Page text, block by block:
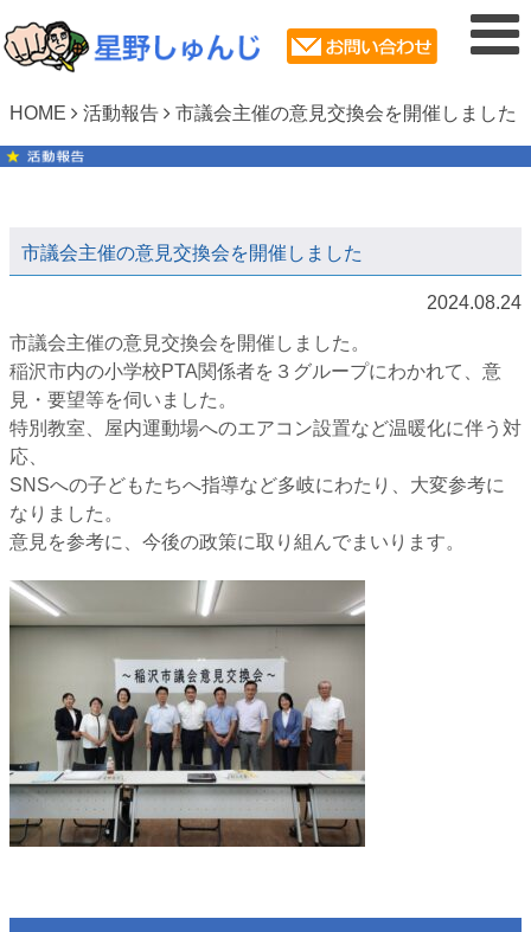
HOME 活動報告 市議会主催の意見交換会を開催しました
市議会主催の意見交換会を開催しました
2024.08.24
市議会主催の意見交換会を開催しました。
稲沢市内の小学校PTA関係者を３グループにわかれて、意
見・要望等を伺いました。
特別教室、屋内運動場へのエアコン設置など温暖化に伴う対
応、
SNSへの子どもたちへ指導など多岐にわたり、大変参考に
なりました。
意見を参考に、今後の政策に取り組んでまいります。